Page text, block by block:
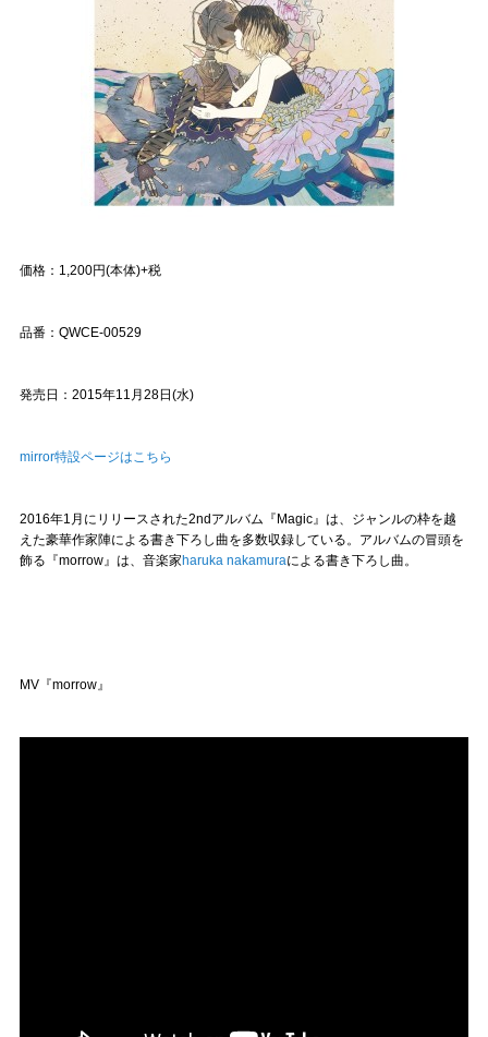
価格：1,200円(本体)+税
品番：QWCE-00529
発売日：2015年11月28日(水)
mirror特設ページはこちら
2016年1月にリリースされた2ndアルバム『Magic』は、ジャンルの枠を越
えた豪華作家陣による書き下ろし曲を多数収録している。アルバムの冒頭を
飾る『morrow』は、音楽家haruka nakamuraによる書き下ろし曲。
MV『morrow』